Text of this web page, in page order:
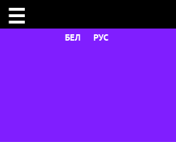
☰
БЕЛ РУС